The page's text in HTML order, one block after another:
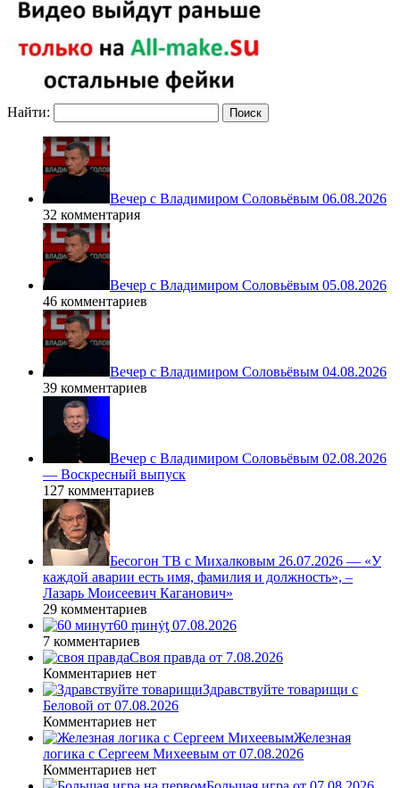
Найти:
Вечер с Владимиром Соловьёвым 06.08.2026
32 комментария
Вечер с Владимиром Соловьёвым 05.08.2026
46 комментариев
Вечер с Владимиром Соловьёвым 04.08.2026
39 комментариев
Вечер с Владимиром Соловьёвым 02.08.2026
— Воскресный выпуск
127 комментариев
Бесогон ТВ с Михалковым 26.07.2026 — «У
каждой аварии есть имя, фамилия и должность», –
Лазарь Моисеевич Каганович»
29 комментариев
60 ṃинẏƫ 07.08.2026
7 комментариев
Своя правда от 7.08.2026
Комментариев нет
Здравствуйте товарищи с
Беловой от 07.08.2026
Комментариев нет
Железная
логика с Сергеем Михеевым от 07.08.2026
Комментариев нет